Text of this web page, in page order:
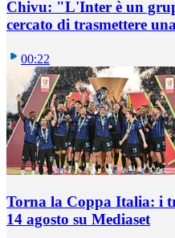
Chivu: "L'Inter è un
cercato di trasmettere
00:22
Torna la Coppa Italia: i
14 agosto su Mediaset